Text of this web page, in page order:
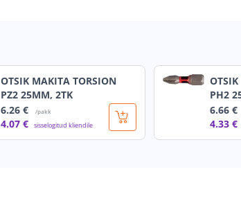
OTSIK MAKITA TORSION
PZ2 25MM, 2TK
6.26 € /pakk
4.07 € sisselogitud kliendile
PH2
6.66 €
4.33 €